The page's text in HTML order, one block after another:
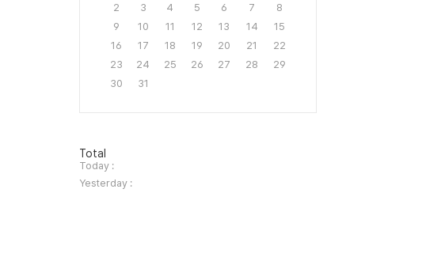
2
3 4 5 6 7
8
9
10 11 12 13 14
15
16
17 18 19 20 21
22
23
24 25 26 27 28
29
30
31
방
문
자
수
Total
Today :
Yesterday :